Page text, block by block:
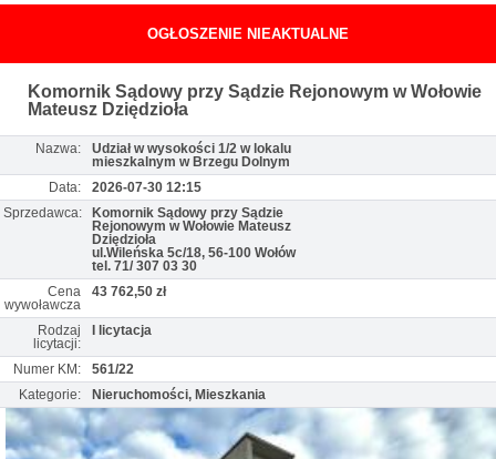
OGŁOSZENIE NIEAKTUALNE
Komornik Sądowy przy Sądzie Rejonowym w Wołowie
Mateusz Dziędzioła
Nazwa:
Udział w wysokości 1/2 w lokalu
mieszkalnym w Brzegu Dolnym
Data:
2026-07-30 12:15
Sprzedawca:
Komornik Sądowy przy Sądzie
Rejonowym w Wołowie Mateusz
Dziędzioła
ul.Wileńska 5c/18, 56-100 Wołów
tel. 71/ 307 03 30
Cena
wywoławcza
43 762,50 zł
Rodzaj
licytacji:
I licytacja
Numer KM:
561/22
Kategorie:
Nieruchomości, Mieszkania